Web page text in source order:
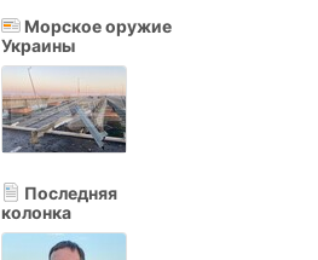
Морское оружие
Украины
Последняя
колонка